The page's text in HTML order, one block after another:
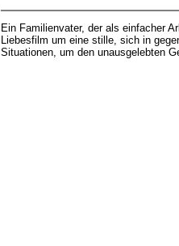
Ein Familienvater, der als einfacher
Liebesfilm um eine stille, sich in
Situationen, um den unausgelebten